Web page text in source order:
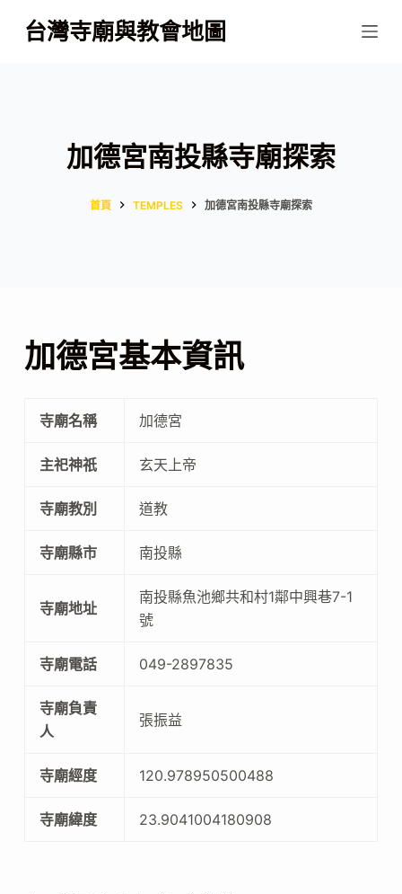
跳
至
台灣寺廟與教會地圖
加德宮南投縣寺廟探索
首頁 TEMPLES 加德宮南投縣寺廟探索
加德宮基本資訊
寺廟名稱 加德宮
主祀神祇 玄天上帝
寺廟教別 道教
寺廟縣市 南投縣
寺廟地址
南投縣魚池鄉共和村1鄰中興巷7-1
號
寺廟電話 049-2897835
寺廟負責
人
張振益
寺廟經度 120.978950500488
寺廟緯度 23.9041004180908